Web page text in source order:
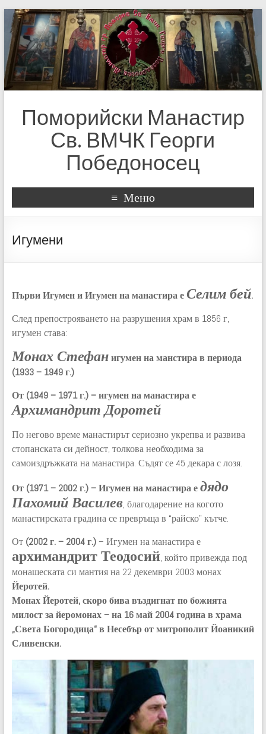
Поморийски Манастир
Св. ВМЧК Георги
Победоносец
Меню
Игумени
Първи Игумен и Игумен на манастира еСелим бей.
След препострояването на разрушения храм в 1856 г,
игумен става:
Монах Стефанигумен на манстира в периода
(1933 – 1949 г.)
От (1949 – 1971 г.) – игумен на манастира е
Архимандрит Доротей
По негово време манастирът сериозно укрепва и развива
стопанската си дейност, толкова необходима за
самоиздръжката на манастира. Съдят се 45 декара с лозя.
От (1971 – 2002 г.) – Игумен на манастира едядо
Пахомий Василев, благодарение на когото
манастирската градина се превръща в “райско” кътче.
От (2002 г. – 2004 г.)– Игумен на манастира е
архимандрит Теодосий, който привежда под
монашеската си мантия на 22 декември 2003 монах
Йеротей.
Монах Йеротей, скоро бива въздигнат по божията
милост за йеромонах – на 16 май 2004 година в храма
„Света Богородица“ в Несебър от митрополит Йоаникий
Сливенски.